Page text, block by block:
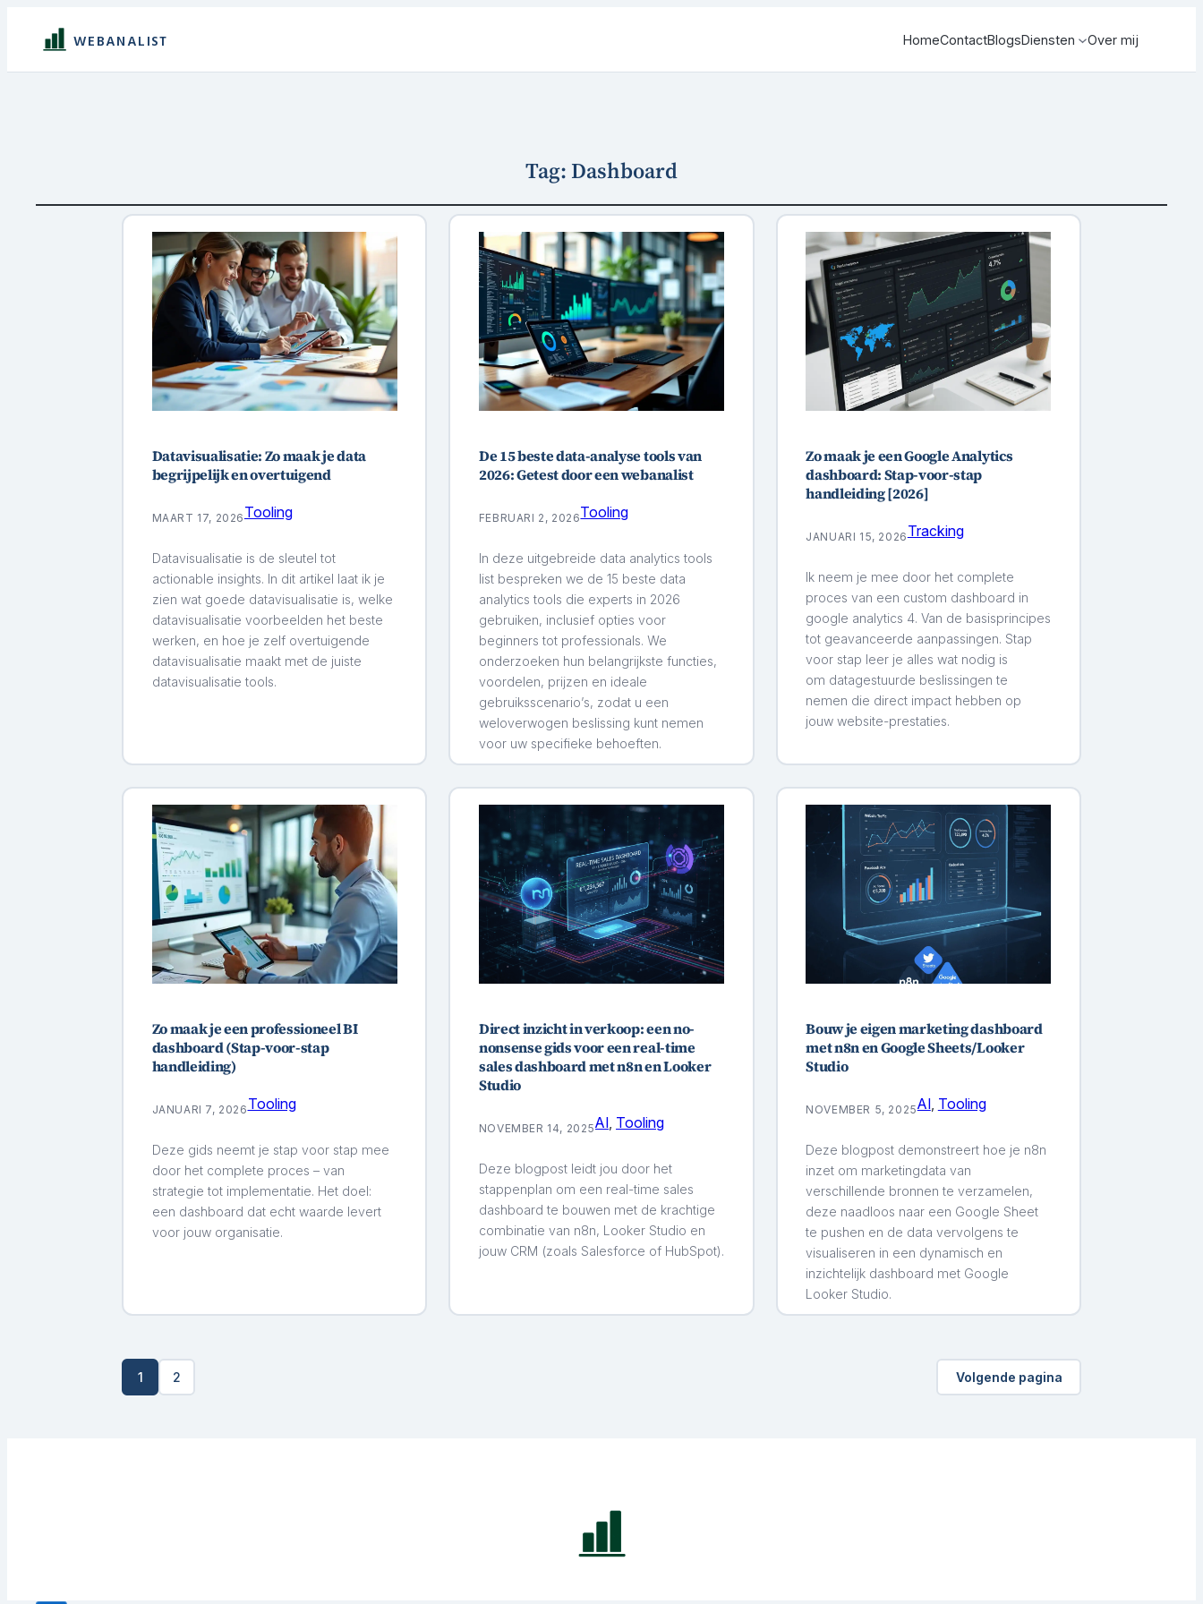
WEBANALIST HomeContactBlogsDiensten Over mij
Tag: Dashboard
Datavisualisatie: Zo maak je data
begrijpelijk en overtuigend
MAART 17, 2026 Tooling
Datavisualisatie is de sleutel tot
actionable insights. In dit artikel laat ik je
zien wat goede datavisualisatie is, welke
datavisualisatie voorbeelden het beste
werken, en hoe je zelf overtuigende
datavisualisatie maakt met de juiste
datavisualisatie tools.
De 15 beste data-analyse tools van
2026: Getest door een webanalist
FEBRUARI 2, 2026Tooling
In deze uitgebreide data analytics tools
list bespreken we de 15 beste data
analytics tools die experts in 2026
gebruiken, inclusief opties voor
beginners tot professionals. We
onderzoeken hun belangrijkste functies,
voordelen, prijzen en ideale
gebruiksscenario’s, zodat u een
weloverwogen beslissing kunt nemen
voor uw specifieke behoeften.
Zo maak je een Google Analytics
dashboard: Stap-voor-stap
handleiding [2026]
JANUARI 15, 2026Tracking
Ik neem je mee door het complete
proces van een custom dashboard in
google analytics 4. Van de basisprincipes
tot geavanceerde aanpassingen. Stap
voor stap leer je alles wat nodig is
om datagestuurde beslissingen te
nemen die direct impact hebben op
jouw website-prestaties.
Zo maak je een professioneel BI
dashboard (Stap-voor-stap
handleiding)
JANUARI 7, 2026Tooling
Deze gids neemt je stap voor stap mee
door het complete proces – van
strategie tot implementatie. Het doel:
een dashboard dat echt waarde levert
voor jouw organisatie.
Direct inzicht in verkoop: een no-
nonsense gids voor een real-time
sales dashboard met n8n en Looker
Studio
NOVEMBER 14, 2025AI Tooling
Deze blogpost leidt jou door het
stappenplan om een real-time sales
dashboard te bouwen met de krachtige
combinatie van n8n, Looker Studio en
jouw CRM (zoals Salesforce of HubSpot).
Bouw je eigen marketing dashboard
met n8n en Google Sheets/Looker
Studio
NOVEMBER 5, 2025AI, Tooling
Deze blogpost demonstreert hoe je n8n
inzet om marketingdata van
verschillende bronnen te verzamelen,
deze naadloos naar een Google Sheet
te pushen en de data vervolgens te
visualiseren in een dynamisch en
inzichtelijk dashboard met Google
Looker Studio.
1 2 Volgende pagina